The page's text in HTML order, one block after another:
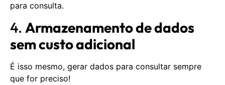
para consulta.
4. Armazenamento de dados
sem custo adicional
É isso mesmo, gerar dados para consultar sempre
que for preciso!